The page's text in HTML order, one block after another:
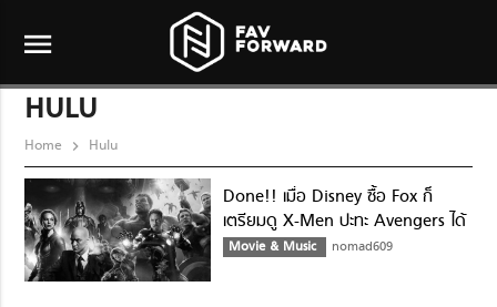
menu
HULU
Home Hulu
Done!! เมื่อ Disney ซื้อ Fox ก็
เตรียมดู X-Men ปะทะ Avengers ได้
เลย
Movie & Music nomad609